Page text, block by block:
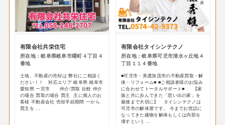
有限会社共栄住宅
所在地：岐阜県岐阜市曙町４丁目４
番地
土地、不動産の売却は 弊社にご相談く
ださい！！ 対応エリア 岐阜県 岐阜市
愛知県 一宮市 仲介/買取 比較 仲介
の場合 買取の場合 買主 主に個人のお
客様 不動産会社 売却手続期間 一から
買主を ...
有限会社タイシンテクノ
所在地：岐阜県可児市清水ヶ丘地４
丁目１１４番地
■可児市・美濃加茂市の不動産買取・解
体・リフォーム■ ■ご相談者様のお悩み
に合わせてトータルサポート■ 【家
族と共に歩んできた「思い出の家」を
最後まで大切に】 タイシンテクノは
可児市の解体屋です。 今までお世話に
なってきた建物を解体もしくは内部を
壊すという ...